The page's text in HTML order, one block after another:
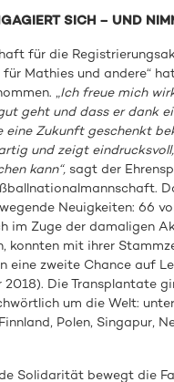
SICH – UND
für die
Mathies und andere“
„Ich freue mich
geht und dass er dank
eine Zukunft geschenkt
und zeigt
kann“, sagt der
Neuigkeiten: 66
im Zuge der damaligen
konnten mit ihrer
eine zweite Chance auf
2018). Die Transplantate
um die Welt:
Polen, Singapur,
Solidarität bewegt die